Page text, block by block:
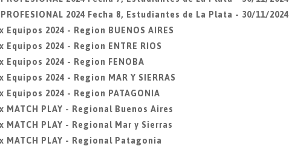
2024 Fecha 8, Estudiantes de La Plata - 30/11/2024
Equipos 2024 - Region BUENOS AIRES
Equipos 2024 - Region ENTRE RIOS
Equipos 2024 - Region FENOBA
Equipos 2024 - Region MAR Y SIERRAS
Equipos 2024 - Region PATAGONIA
MATCH PLAY - Regional Buenos Aires
MATCH PLAY - Regional Mar y Sierras
MATCH PLAY - Regional Patagonia